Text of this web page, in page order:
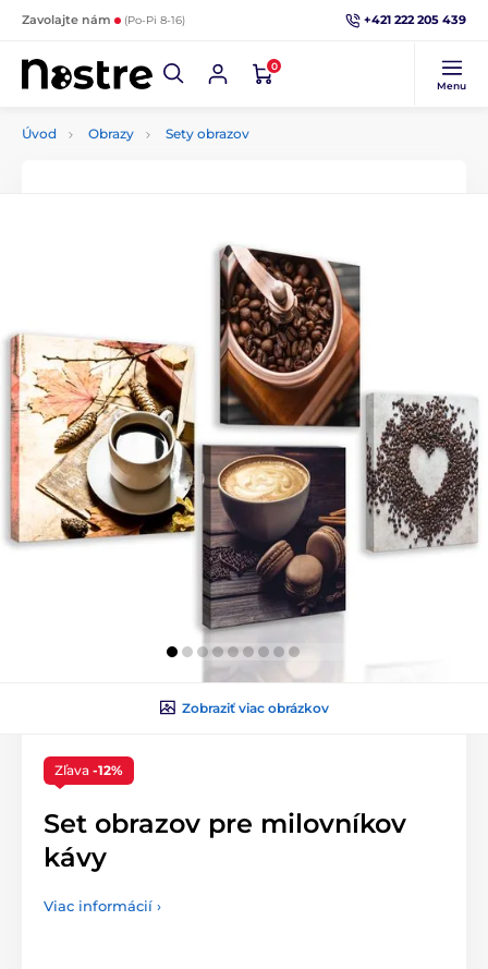
Zavolajte nám (Po-Pi 8-16) +421 222 205 439
0
Menu
Úvod Obrazy Sety obrazov
Zobraziť viac obrázkov
Zľava -12%
Set obrazov pre milovníkov
kávy
Viac informácií ›